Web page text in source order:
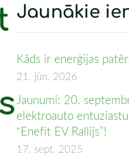
Jaunākie
Kāds ir enerģijas
21. jūn. 2026
Jaunumi: 20.
elektroauto
“Enefit EV Rallijs”!
17. sept. 2025